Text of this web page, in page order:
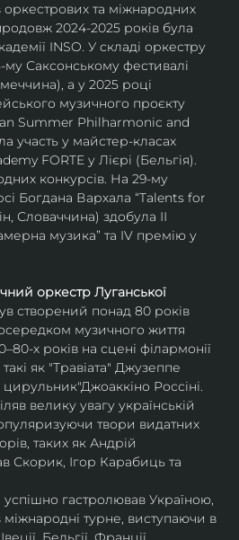
оркестрових та міжнародних
2024-2025 років була
INSO. У складі оркестру
му Саксонському фестивалі
а у 2025 році
музичного проєкту
Summer Philharmonic and
участь у майстер-класах
FORTE у Лієрі (Бельгія).
конкурсів. На 29-му
Богдана Вархала “Talents for
Словаччина) здобула ІІ
музика” та IV премію у
оркестр Луганської
створений понад 80 років
музичного життя
х років на сцені філармонії
як "Травіата" Джузеппе
Россіні.
велику увагу українській
твори видатних
таких як Андрій
Скорик, Ігор Карабиць та
успішно гастролював Україною,
міжнародні турне, виступаючи в